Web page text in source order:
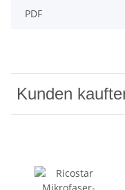
PDF
Kunden